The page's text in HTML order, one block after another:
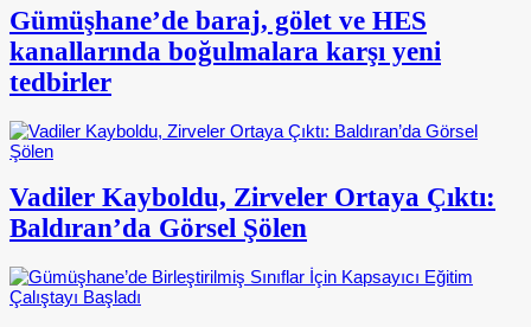
Gümüşhane’de baraj, gölet ve HES
kanallarında boğulmalara karşı yeni
tedbirler
Vadiler Kayboldu, Zirveler Ortaya Çıktı:
Baldıran’da Görsel Şölen